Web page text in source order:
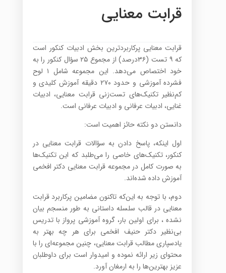
قرابت معنایی
قرابت معنایی پرکاربردترین بخش ادبیات کنکور است
که ۹ تست (۳۶درصد) از مجموع ۲۵ سؤال کنکور را به
خود اختصاص می‌دهد. این مجموعه شامل ۱ لوح
فشرده آموزشی و حدود ۲۷۰ دقیقه آموزش کلیدی و
کم‌نظیر تکنیک‌های تست‌زنی قرابت معنایی، ادبیات
غنایی، ادبیات عرفانی و ادبیات عرفانی است.
دانستن دو نکته حائز اهمیت است:
اول اینکه، پاسخ دادن به سؤالات قرابت معنایی در
کنکور، تکنیک‌های خاصی را می‌طلبد که این تکنیک‌ها
به صورت کامل در مجموعه قرابت معنایی دکتر افخمی
آموزش داده شده‌اند.
دوم، با توجه به این‌که تاکنون مضامین پرکاربرد قرابت
معنایی در قالب سلسله داستانی به طور منسجم بیان
نشده ، برای اولین بار، گروه آموزشی پرواز با تدریس
بی‌نظیر دکتر حنیف افخمی برای هر چه بهتر به
یادسپاری مطالب قرابت معنایی، چنین مجموعه‌ای را با
محتوای زیر ارائه نموده و امیدوار است برای داوطلبان
عزیز بهترین‌ها را به ارمغان آورد.